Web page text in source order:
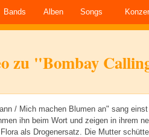
Bands Alben Songs
zu "Bombay
/ Mich machen Blumen an" sang
ihn beim Wort und zeigen in ihrem
als Drogenersatz. Die Mutter